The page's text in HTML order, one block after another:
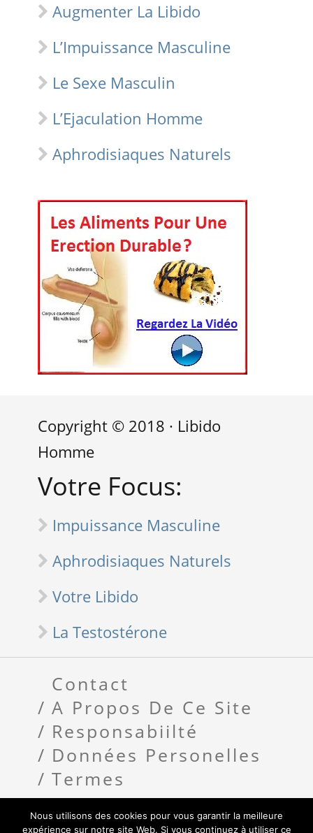
Augmenter La Libido
L’Impuissance Masculine
Le Sexe Masculin
L’Ejaculation Homme
Aphrodisiaques Naturels
Copyright © 2018 · Libido
Homme
Votre Focus:
Impuissance Masculine
Aphrodisiaques Naturels
Votre Libido
La Testostérone
Contact
A Propos De Ce Site
Responsabiilté
Données Personelles
Termes
Copyright 2018 Libido Homme
Nous utilisons des cookies pour vous garantir la meilleure
expérience sur notre site Web. Si vous continuez à utiliser ce